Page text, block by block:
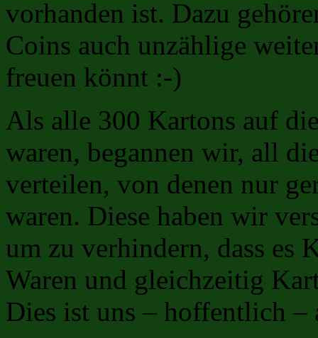
vorhanden ist. Dazu
Coins auch unzählige
freuen könnt :-)
Als alle 300 Kartons auf
waren, begannen wir, all
verteilen, von denen nur
waren. Diese haben wir
um zu verhindern, dass es
Waren und gleichzeitig
Dies ist uns – hoffentlich –